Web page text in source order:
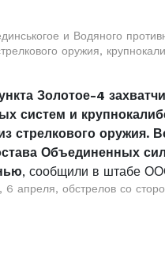
и Водяного
оружия,
Золотое-4
систем и
стрелкового оружия.
Объединенных
, сообщили в штабе
апреля, обстрелов со